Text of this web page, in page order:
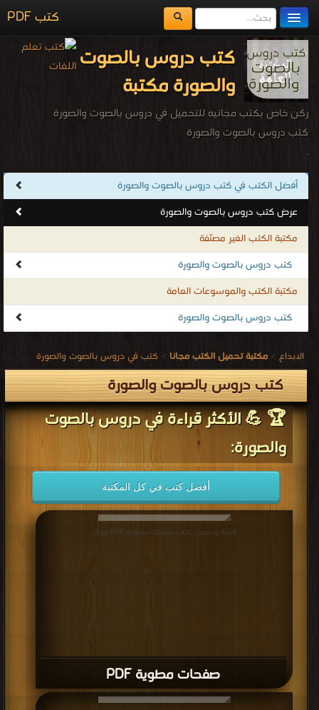
كتب PDF
مكتبة الكتب
المكتبات
يُقرأ حالياً
الفهرس
كتب دروس بالصوت
والصورة مكتبة
ركن خاص بكتب مجانيه للتحميل في دروس بالصوت والصورة
كتب دروس بالصوت والصورة
.
أفضل الكتب في كتب دروس بالصوت والصورة
عرض كتب دروس بالصوت والصورة
مكتبة الكتب الغير مصنّفة
كتب دروس بالصوت والصورة
مكتبة الكتب والموسوعات العامة
كتب دروس بالصوت والصورة
الابداع > مكتبة تحميل الكتب مجانا > كتب في دروس بالصوت والصورة
كتب دروس بالصوت والصورة
🏆 💪 الأكثر قراءة في دروس بالصوت
والصورة:
أفضل كتب في كل المكتبة
صفحات مطوية PDF
قراءة و تحميل كتاب صفحات مطوية PDF مجانا